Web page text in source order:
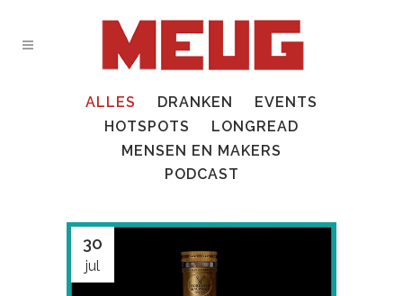
ALLES DRANKEN
EVENTS
HOTSPOTS
LONGREAD
MENSEN EN MAKERS
PODCAST
30
jul